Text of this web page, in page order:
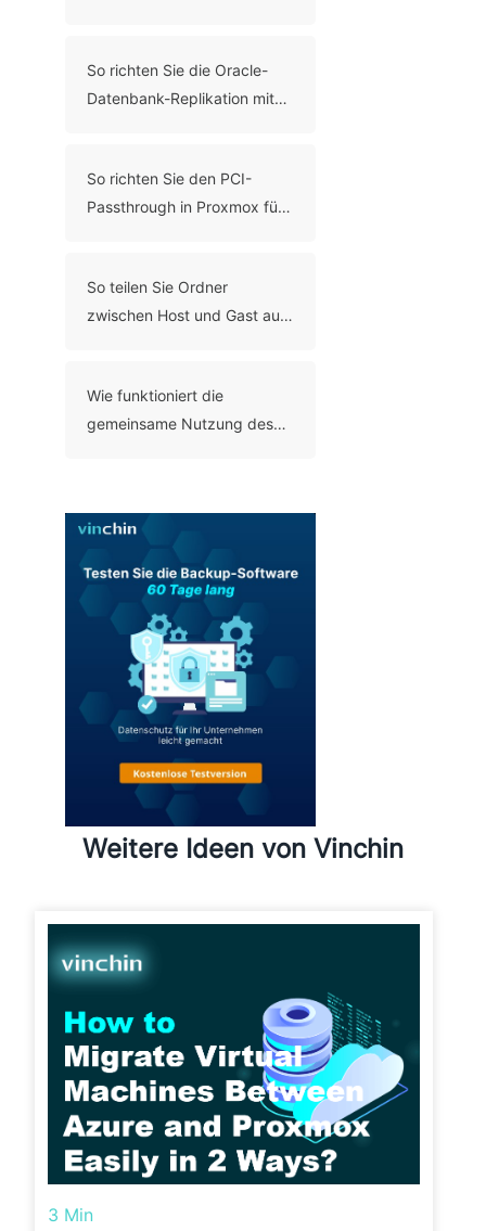
So richten Sie die Oracle-
Datenbank-Replikation mit
So richten Sie den PCI-
Passthrough in Proxmox für
So teilen Sie Ordner
zwischen Host und Gast auf
Wie funktioniert die
gemeinsame Nutzung des
Weitere Ideen von Vinchin
3 Min